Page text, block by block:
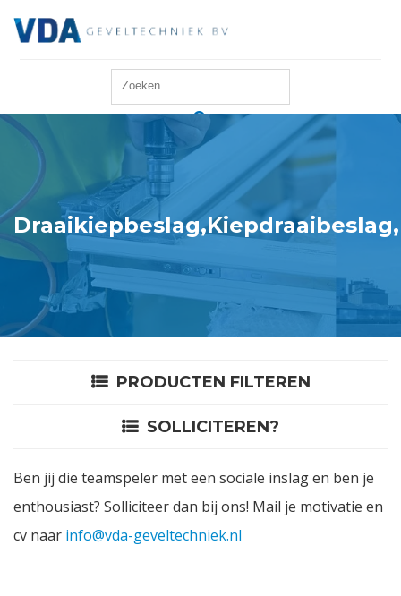
Reparatie
Onderhoud
Merken
Producten
Offerte
Login
Vacatures
PRODUCTEN FILTEREN
SOLLICITEREN?
Ben jij die teamspeler met een sociale inslag en ben je
enthousiast? Solliciteer dan bij ons! Mail je motivatie en
cv naar info@vda-geveltechniek.nl